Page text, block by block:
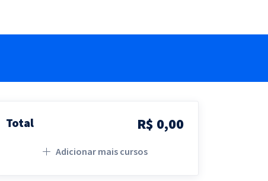
Total R$ 0,00
Adicionar mais cursos